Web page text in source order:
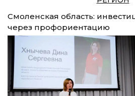
Смоленская область:
через профориентацию